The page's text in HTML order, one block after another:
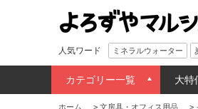
人気ワード ミネラルウォーター
カテゴリー一覧 大特
ホーム > 文房具・オフィス用品 >